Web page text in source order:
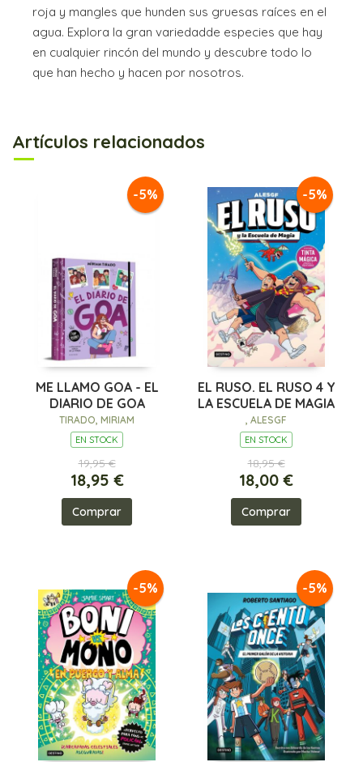
roja y mangles que hunden sus gruesas raíces en el
agua. Explora la gran variedadde especies que hay
en cualquier rincón del mundo y descubre todo lo
que han hecho y hacen por nosotros.
Artículos relacionados
-5%
ME LLAMO GOA - EL
DIARIO DE GOA
TIRADO, MIRIAM
EN STOCK
19,95 €
18,95 €
Comprar
-5%
EL RUSO. EL RUSO 4 Y
LA ESCUELA DE MAGIA
, ALESGF
EN STOCK
18,95 €
18,00 €
Comprar
-5% -5%